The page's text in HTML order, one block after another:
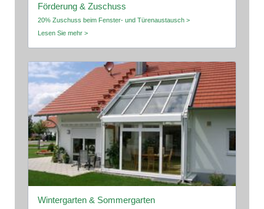
Förderung & Zuschuss
20% Zuschuss beim Fenster- und Türenaustausch >
Lesen Sie mehr >
Wintergarten & Sommergarten